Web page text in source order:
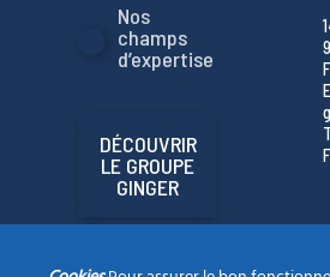
Nos
champs
d’expertise
DÉCOUVRIR
LE GROUPE
GINGER